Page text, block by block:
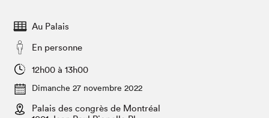
Espace médias
Espace exposant⋅e⋅s
Club de lecture Braindate
Nous connaître
Projets partenaires 2022
Archives
Au Palais
En personne
12h00 à 13h00
Dimanche 27 novembre 2022
Palais des congrès de Montréal